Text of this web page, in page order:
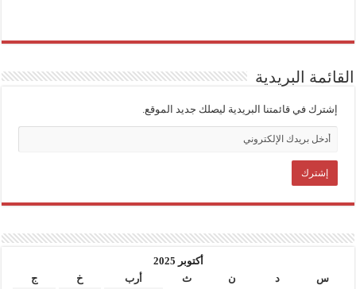
القائمة البريدية
إشترك في قائمتنا البريدية ليصلك جديد الموقع.
أكتوبر 2025
س
د ن ث أرب خ
ج